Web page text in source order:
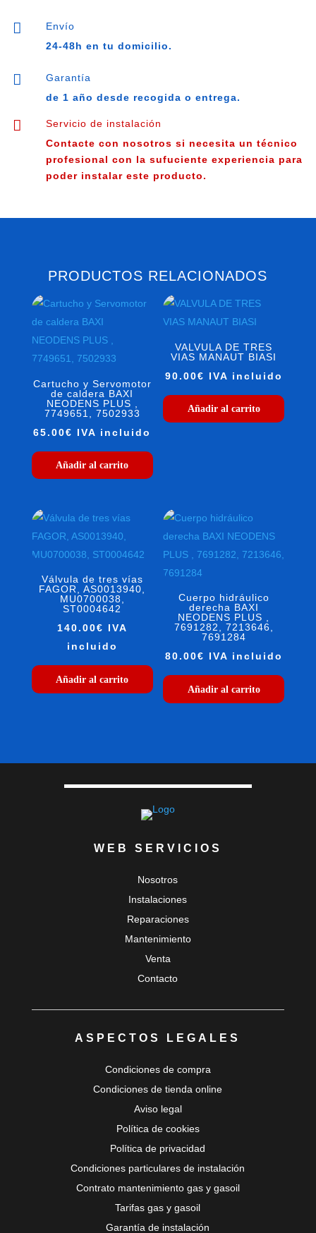
Themaclassic
-
-
cantidad

Envío
24-48h en tu domicilio.

Garantía
de 1 año desde recogida o entrega.

Servicio de instalación
Contacte con nosotros si necesita un técnico
profesional con la sufuciente experiencia para
poder instalar este producto.
PRODUCTOS RELACIONADOS
Cartucho y Servomotor
de caldera BAXI
NEODENS PLUS ,
7749651, 7502933
65.00€ IVA incluido
Añadir al carrito
VALVULA DE TRES
VIAS MANAUT BIASI
90.00€ IVA incluido
Añadir al carrito
Válvula de tres vías
FAGOR, AS0013940,
MU0700038,
ST0004642
140.00€ IVA
incluido
Añadir al carrito
Cuerpo hidráulico
derecha BAXI
NEODENS PLUS ,
7691282, 7213646,
7691284
80.00€ IVA incluido
Añadir al carrito
WEB SERVICIOS
Nosotros
Instalaciones
Reparaciones
Mantenimiento
Venta
Contacto
ASPECTOS LEGALES
Condiciones de compra
Condiciones de tienda online
Aviso legal
Política de cookies
Política de privacidad
Condiciones particulares de instalación
Contrato mantenimiento gas y gasoil
Tarifas gas y gasoil
Garantía de instalación